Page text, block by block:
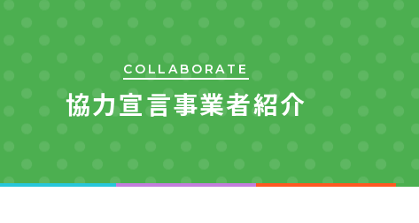
COLLABORATE
協力宣言事業者紹介